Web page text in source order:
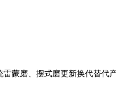
蒙磨、摆式磨更新换代替代产